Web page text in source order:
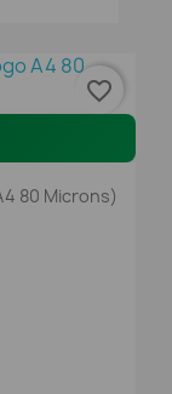
80 Microns)
favorite_border